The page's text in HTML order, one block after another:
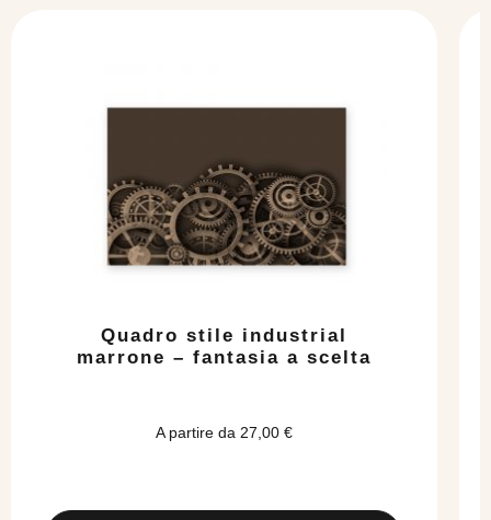
Quadro stile industrial
marrone – fantasia a scelta
A partire da 27,00 €